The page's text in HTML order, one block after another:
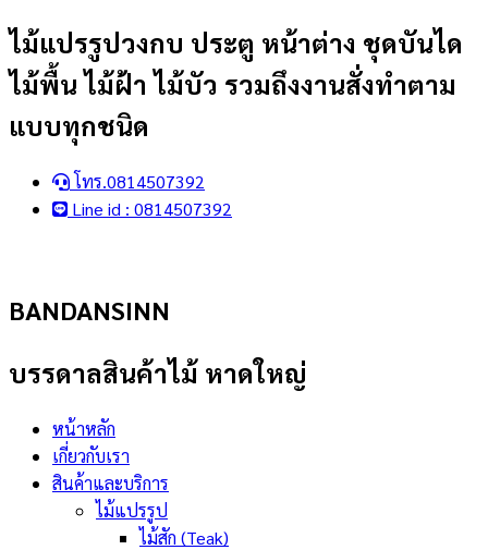
Skip
content
ไม้แปรรูปวงกบ ประตู หน้าต่าง ชุดบันได
ไม้พื้น ไม้ฝ้า ไม้บัว รวมถึงงานสั่งทำตาม
แบบทุกชนิด
โทร.0814507392
Line id : 0814507392
BANDANSINN
บรรดาลสินค้าไม้ หาดใหญ่
หน้าหลัก
เกี่ยวกับเรา
สินค้าและบริการ
ไม้แปรรูป
ไม้สัก (Teak)